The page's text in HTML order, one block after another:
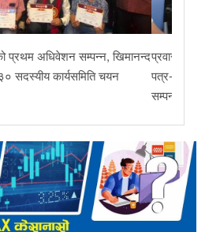
प्रथम अधिवेशन सम्पन्न, खिमानन्द
सदस्यीय कार्यसमिति चयन
प्रवास र
पत्र-२०२६
सम्पन्न